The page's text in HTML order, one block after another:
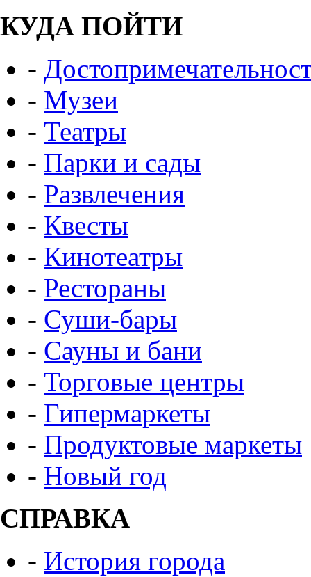
КУДА ПОЙТИ
-
- Музеи
- Театры
- Парки и сады
- Развлечения
- Квесты
- Кинотеатры
- Рестораны
- Суши-бары
- Сауны и бани
- Торговые центры
- Гипермаркеты
- Продуктовые маркеты
- Новый год
СПРАВКА
- История города